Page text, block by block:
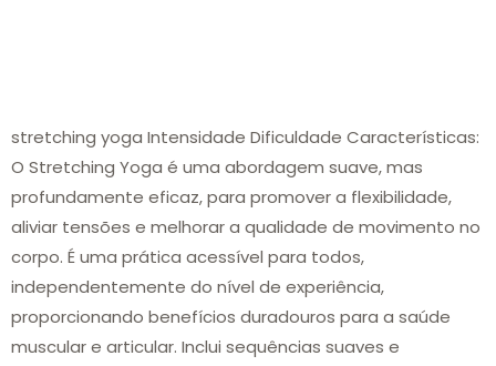
stretching yoga Intensidade Dificuldade Características:
O Stretching Yoga é uma abordagem suave, mas
profundamente eficaz, para promover a flexibilidade,
aliviar tensões e melhorar a qualidade de movimento no
corpo. É uma prática acessível para todos,
independentemente do nível de experiência,
proporcionando benefícios duradouros para a saúde
muscular e articular. Inclui sequências suaves e